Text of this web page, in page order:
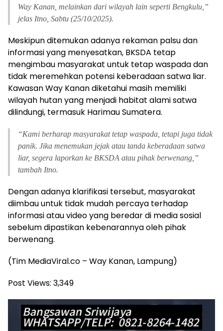
Way Kanan, melainkan dari wilayah lain seperti Bengkulu,”
jelas Itno, Sabtu (25/10/2025).
Meskipun ditemukan adanya rekaman palsu dan
informasi yang menyesatkan, BKSDA tetap
mengimbau masyarakat untuk tetap waspada dan
tidak meremehkan potensi keberadaan satwa liar.
Kawasan Way Kanan diketahui masih memiliki
wilayah hutan yang menjadi habitat alami satwa
dilindungi, termasuk Harimau Sumatera.
“Kami berharap masyarakat tetap waspada, tetapi juga tidak
panik. Jika menemukan jejak atau tanda keberadaan satwa
liar, segera laporkan ke BKSDA atau pihak berwenang,”
tambah Itno.
Dengan adanya klarifikasi tersebut, masyarakat
diimbau untuk tidak mudah percaya terhadap
informasi atau video yang beredar di media sosial
sebelum dipastikan kebenarannya oleh pihak
berwenang.
(Tim MediaViral.co – Way Kanan, Lampung)
Post Views: 3,349